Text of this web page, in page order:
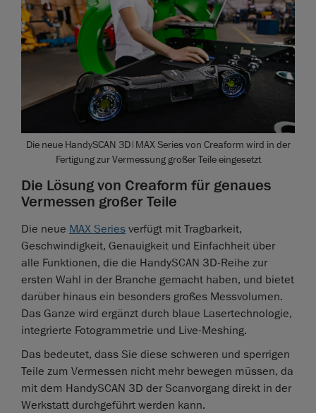
Die neue HandySCAN 3D|MAX Series von Creaform wird in der
Fertigung zur Vermessung großer Teile eingesetzt
Die Lösung von Creaform für genaues
Vermessen großer Teile
Die neue MAX Series verfügt mit Tragbarkeit,
Geschwindigkeit, Genauigkeit und Einfachheit über
alle Funktionen, die die HandySCAN 3D-Reihe zur
ersten Wahl in der Branche gemacht haben, und bietet
darüber hinaus ein besonders großes Messvolumen.
Das Ganze wird ergänzt durch blaue Lasertechnologie,
integrierte Fotogrammetrie und Live-Meshing.
Das bedeutet, dass Sie diese schweren und sperrigen
Teile zum Vermessen nicht mehr bewegen müssen, da
mit dem HandySCAN 3D der Scanvorgang direkt in der
Werkstatt durchgeführt werden kann.